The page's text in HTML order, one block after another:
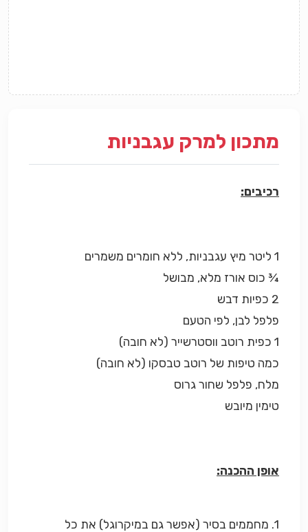
מתכון למרק עגבניות
רכיבים:
1 ליטר מיץ עגבניות, ללא חומרים משמרים
¾ כוס אורז מלא, מבושל
2 כפיות דבש
פלפל לבן, לפי הטעם
1 כפית רוטב ווסטרשייר (לא חובה)
כמה טיפות של רוטב טבסקו (לא חובה)
מלח, פלפל שחור גרוס
טימין מיובש
אופן ההכנה:
1. מחממים בסיר (אפשר גם במיקרוגל) את כל